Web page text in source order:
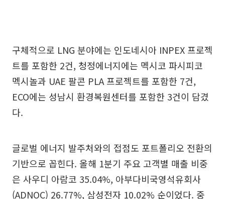
구체적으로 LNG 분야에는 인도네시아 INPEX 프로젝
트를 포함한 2건, 청정에너지에는 멕시코 파시피코
멕시놀과 UAE 팔콘 PLA 프로젝트를 포함한 7건,
ECO에는 성남시 환경복원센터를 포함한 3건이 담겼
다.
글로벌 에너지 발주처와의 접점도 포트폴리오 전환의
기반으로 꼽힌다. 올해 1분기 주요 고객별 매출 비중
은 사우디 아람코 35.04%, 아부다비국영석유회사
(ADNOC) 26.77%, 삼성전자 10.02% 순이었다. 중